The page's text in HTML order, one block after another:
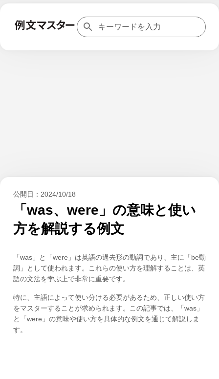
公開日： 2024/10/18
「was、were」の意味と使い
方を解説する例文
「was」と「were」は英語の過去形の動詞であり、主に「be動
詞」として使われます。これらの使い方を理解することは、英
語の文法を学ぶ上で非常に重要です。
特に、主語によって使い分ける必要があるため、正しい使い方
をマスターすることが求められます。この記事では、「was」
と「were」の意味や使い方を具体的な例文を通じて解説しま
す。